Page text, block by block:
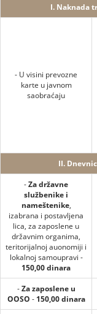
I. Naknada
- U visini prevozne
karte u javnom
saobraćaju
II.
-Za državne
službenike i
nameštenike,
izabrana i postavljena
lica, za zaposlene u
državnim organima,
teritorijalnoj auonomiji i
lokalnoj samoupravi -
150,00 dinara
-Za zaposlene u
OOSO - 150,00 dinara